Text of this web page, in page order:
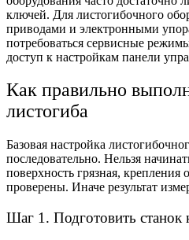
ключей. Для листогибочного
приводами и электронными
потребоваться сервисные
доступ к настройкам панели
Как правильно
листогиба
Базовая настройка
последовательно. Нельзя
поверхность грязная, крепления
проверены. Иначе результат
Шаг 1. Подготовить станок